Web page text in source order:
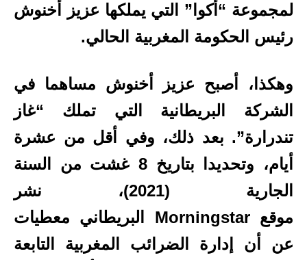
لمجموعة “أكوا” التي يملكها عزيز أخنوش
رئيس الحكومة المغربية الحالي.
وهكذا، أصبح عزيز أخنوش مساهما في
الشركة البريطانية التي تملك “غاز
تندرارة”. بعد ذلك، وفي أقل من عشرة
أيام، وتحديدا بتاريخ 8 غشت من السنة
الجارية (2021)، نشر
موقعMorningstar البريطاني معطيات
عن أن إدارة الضرائب المغربية التابعة